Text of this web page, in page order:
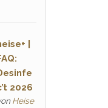
|
2026
Heise